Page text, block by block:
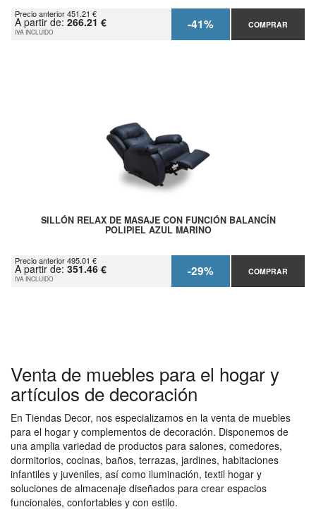
Precio anterior 451.21 €
A partir de: 266.21 €
IVA INCLUIDO -41% COMPRAR
SILLÓN RELAX DE MASAJE CON FUNCIÓN BALANCÍN
POLIPIEL AZUL MARINO
Precio anterior 495.01 €
A partir de: 351.46 €
IVA INCLUIDO -29% COMPRAR
Venta de muebles para el hogar y
artículos de decoración
En Tiendas Decor, nos especializamos en la venta de muebles
para el hogar y complementos de decoración. Disponemos de
una amplia variedad de productos para salones, comedores,
dormitorios, cocinas, baños, terrazas, jardines, habitaciones
infantiles y juveniles, así como iluminación, textil hogar y
soluciones de almacenaje diseñados para crear espacios
funcionales, confortables y con estilo.